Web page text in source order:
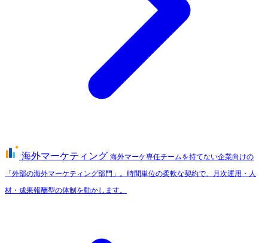
海外マーケティング 海外マーケ専任チームを持てない企業向けの
「外部の海外マーケティング部門」。時間単位の柔軟な契約で、月次運用・人
材・成果報酬型の体制を動かします。